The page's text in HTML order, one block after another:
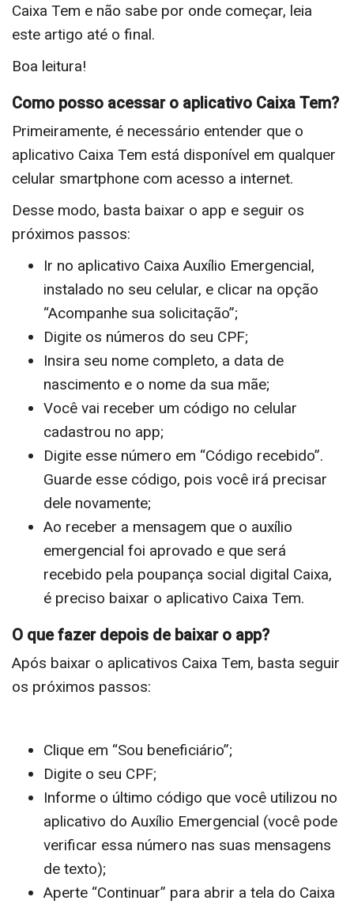
Caixa Tem e não sabe por onde começar, leia
este artigo até o final.
Boa leitura!
Como posso acessar o aplicativo Caixa Tem?
Primeiramente, é necessário entender que o
aplicativo Caixa Tem está disponível em qualquer
celular smartphone com acesso a internet.
Desse modo, basta baixar o app e seguir os
próximos passos:
Ir no aplicativo Caixa Auxílio Emergencial,
instalado no seu celular, e clicar na opção
“Acompanhe sua solicitação”;
Digite os números do seu CPF;
Insira seu nome completo, a data de
nascimento e o nome da sua mãe;
Você vai receber um código no celular
cadastrou no app;
Digite esse número em “Código recebido”.
Guarde esse código, pois você irá precisar
dele novamente;
Ao receber a mensagem que o auxílio
emergencial foi aprovado e que será
recebido pela poupança social digital Caixa,
é preciso baixar o aplicativo Caixa Tem.
O que fazer depois de baixar o app?
Após baixar o aplicativos Caixa Tem, basta seguir
os próximos passos:
Clique em “Sou beneficiário”;
Digite o seu CPF;
Informe o último código que você utilizou no
aplicativo do Auxílio Emergencial (você pode
verificar essa número nas suas mensagens
de texto);
Aperte “Continuar” para abrir a tela do Caixa